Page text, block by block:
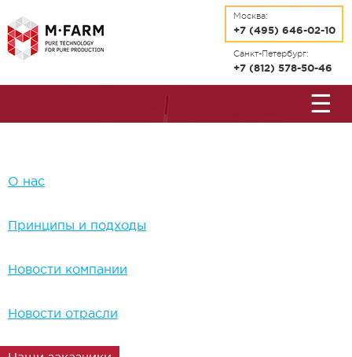
Москва:
+7 (495) 646-02-10
Санкт-Петербург:
+7 (812) 578-50-46
☰
О нас
Принципы и подходы
Новости компании
Новости отрасли